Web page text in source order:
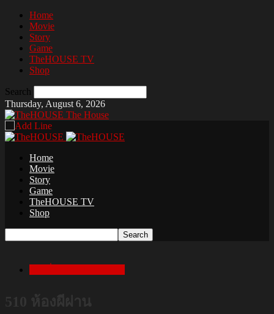
Home
Movie
Story
Game
TheHOUSE TV
Shop
Search
Thursday, August 6, 2026
The House
Home
Movie
Story
Game
TheHOUSE TV
Shop